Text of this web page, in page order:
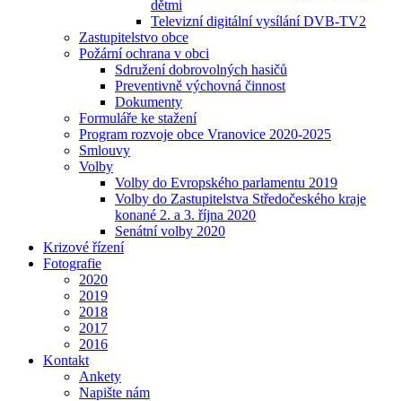
dětmi
Televizní digitální vysílání DVB-TV2
Zastupitelstvo obce
Požární ochrana v obci
Sdružení dobrovolných hasičů
Preventivně výchovná činnost
Dokumenty
Formuláře ke stažení
Program rozvoje obce Vranovice 2020-2025
Smlouvy
Volby
Volby do Evropského parlamentu 2019
Volby do Zastupitelstva Středočeského kraje
konané 2. a 3. října 2020
Senátní volby 2020
Krizové řízení
Fotografie
2020
2019
2018
2017
2016
Kontakt
Ankety
Napište nám